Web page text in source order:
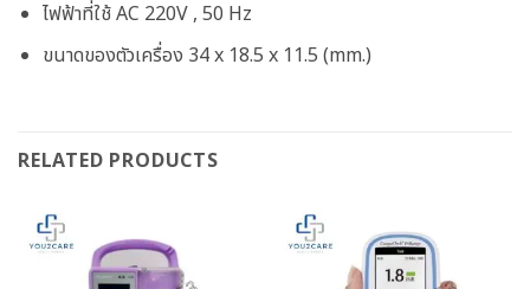
ไฟฟ้าที่ใช้ AC 220V , 50 Hz
ขนาดของตัวเครื่อง 34 x 18.5 x 11.5 (mm.)
RELATED PRODUCTS